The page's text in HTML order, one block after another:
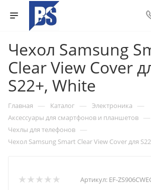
Чехол Samsung
Clear View Cover
S22+, White
Главная — Каталог — Электроника —
Аксессуары для смартфонов и планшетов —
Чехлы для телефонов —
Чехол Samsung Smart Clear View Cover для
Артикул: EF-